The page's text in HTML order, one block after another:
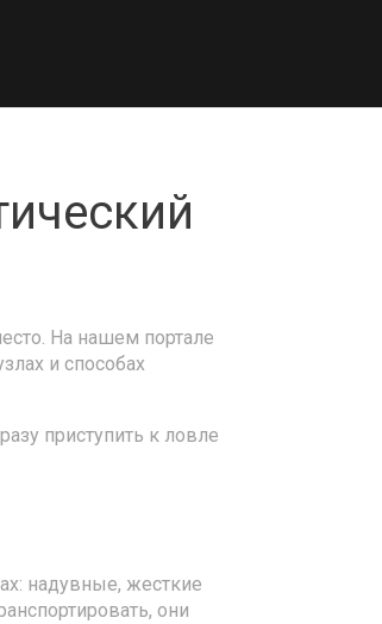
На нашем портале
и способах
приступить к ловле
надувные, жесткие
они